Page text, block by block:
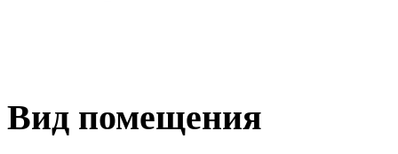
Вид помещения